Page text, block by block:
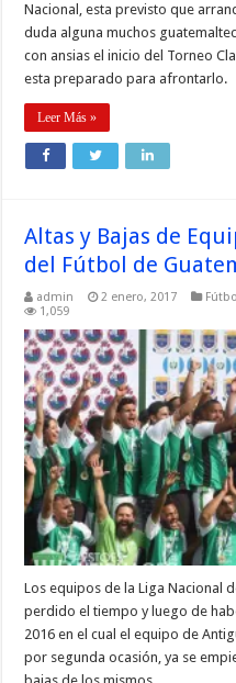
Nacional, esta previsto que
duda alguna muchos
con ansias el inicio del Torneo
esta preparado para afrontarlo.
Leer Más »
Altas y Bajas de
del Fútbol de
admin 2 enero, 2017
1,059
Los equipos de la Liga Nacional
perdido el tiempo y luego de
2016 en el cual el equipo de
por segunda ocasión, ya se